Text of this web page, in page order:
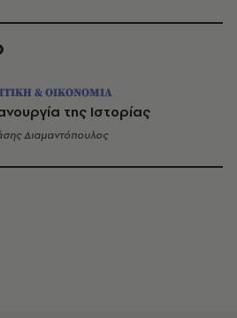
& ΟΙΚΟΝΟΜΙΑ
της Ιστορίας
Διαμαντόπουλος